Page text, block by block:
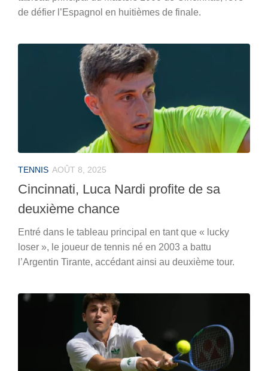
de défier l’Espagnol en huitièmes de finale.
TENNIS AOÛT 8, 2025
Cincinnati, Luca Nardi profite de sa
deuxième chance
Entré dans le tableau principal en tant que « lucky
loser », le joueur de tennis né en 2003 a battu
l’Argentin Tirante, accédant ainsi au deuxième tour.